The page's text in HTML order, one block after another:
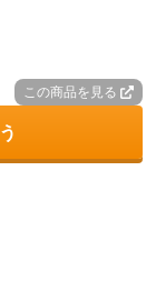
この商品を見る